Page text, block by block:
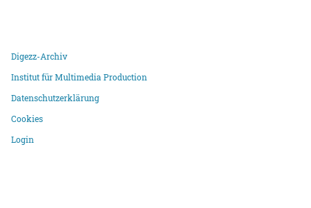
Digezz-Archiv
Institut für Multimedia Production
Datenschutzerklärung
Cookies
Login